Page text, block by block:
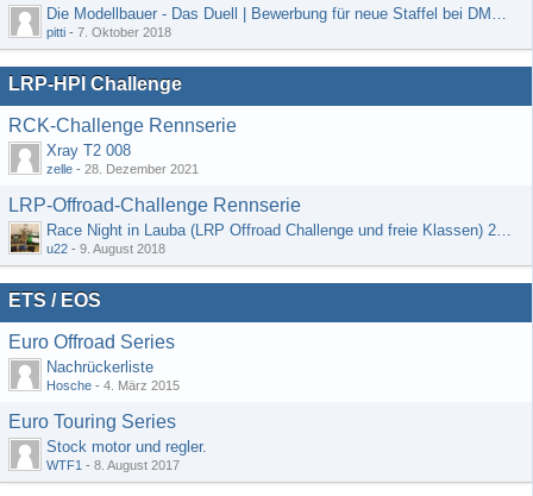
Die Modellbauer - Das Duell | Bewerbung für neue Staffel bei DMAX *Werbung*
pitti - 7. Oktober 2018
LRP-HPI Challenge
RCK-Challenge Rennserie
Xray T2 008
zelle - 28. Dezember 2021
LRP-Offroad-Challenge Rennserie
Race Night in Lauba (LRP Offroad Challenge und freie Klassen) 25/26.08
u22 - 9. August 2018
ETS / EOS
Euro Offroad Series
Nachrückerliste
Hosche - 4. März 2015
Euro Touring Series
Stock motor und regler.
WTF1 - 8. August 2017